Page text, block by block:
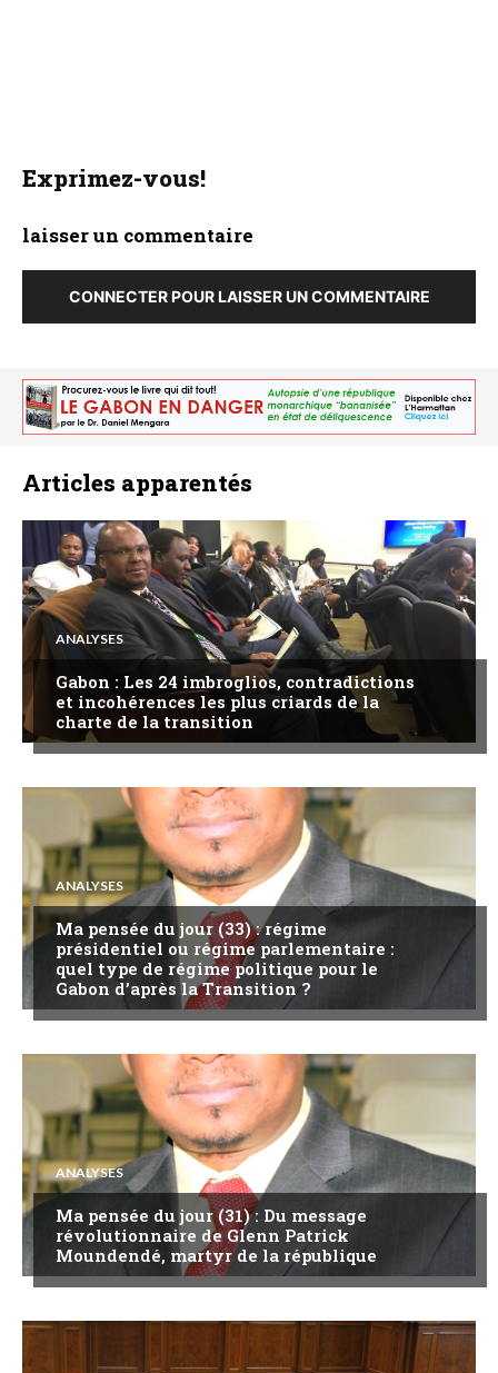
Exprimez-vous!
laisser un commentaire
CONNECTER POUR LAISSER UN COMMENTAIRE
Articles apparentés
ANALYSES
Gabon : Les 24 imbroglios, contradictions
et incohérences les plus criards de la
charte de la transition
ANALYSES
Ma pensée du jour (33) : régime
présidentiel ou régime parlementaire :
quel type de régime politique pour le
Gabon d’après la Transition ?
ANALYSES
Ma pensée du jour (31) : Du message
révolutionnaire de Glenn Patrick
Moundendé, martyr de la république